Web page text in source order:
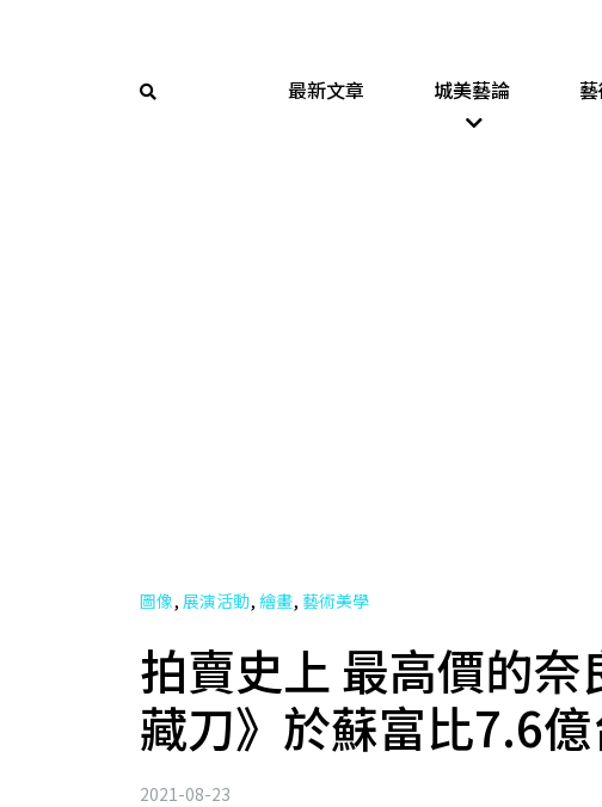
最新文章 城美藝論
圖像, 展演活動, 繪畫, 藝術美學
拍賣史上 最高價的
藏刀》於蘇富比7.6
2021-08-23